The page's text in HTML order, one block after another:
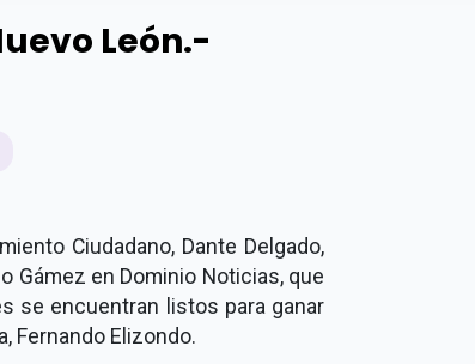
León.-
Ciudadano, Dante Delgado,
Gámez en Dominio Noticias, que
se encuentran listos para ganar
Fernando Elizondo.